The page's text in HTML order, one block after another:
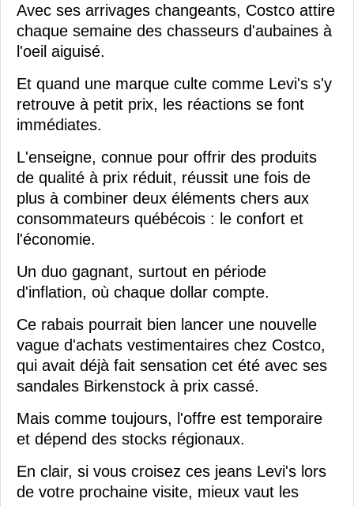
Avec ses arrivages changeants, Costco attire
chaque semaine des chasseurs d'aubaines à
l'oeil aiguisé.
Et quand une marque culte comme Levi's s'y
retrouve à petit prix, les réactions se font
immédiates.
L'enseigne, connue pour offrir des produits
de qualité à prix réduit, réussit une fois de
plus à combiner deux éléments chers aux
consommateurs québécois : le confort et
l'économie.
Un duo gagnant, surtout en période
d'inflation, où chaque dollar compte.
Ce rabais pourrait bien lancer une nouvelle
vague d'achats vestimentaires chez Costco,
qui avait déjà fait sensation cet été avec ses
sandales Birkenstock à prix cassé.
Mais comme toujours, l'offre est temporaire
et dépend des stocks régionaux.
En clair, si vous croisez ces jeans Levi's lors
de votre prochaine visite, mieux vaut les